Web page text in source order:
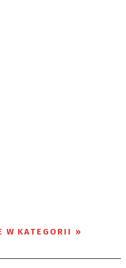
W KATEGORII